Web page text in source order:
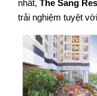
nhất, The Sang
trải nghiệm tuyệt